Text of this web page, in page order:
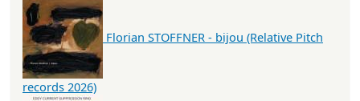
Florian STOFFNER - bijou (Relative Pitch
records 2026)